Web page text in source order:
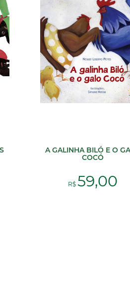
A GALINHA BILÓ E O
COCÓ
R$ 59,00